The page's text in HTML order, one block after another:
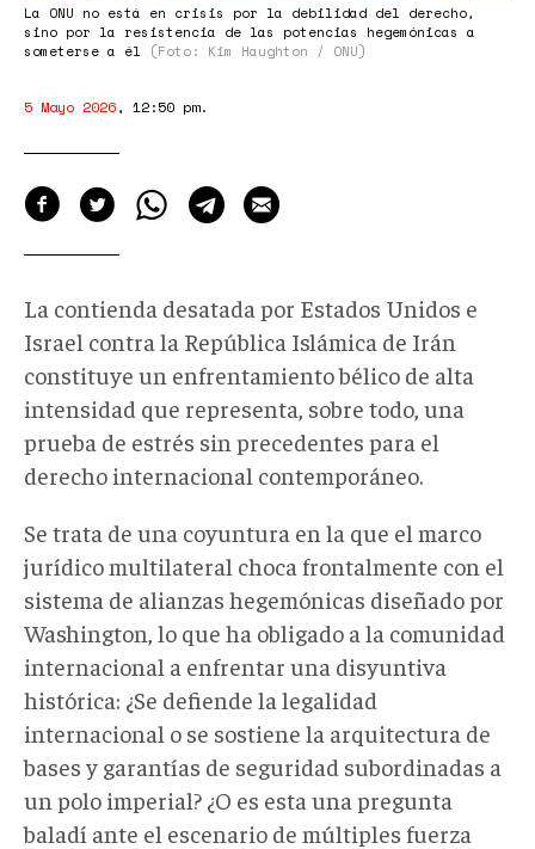
La ONU no está en crisis por la debilidad del derecho,
sino por la resistencia de las potencias hegemónicas a
someterse a él
(Foto: Kim Haughton / ONU)
5 Mayo 2026, 12:50 pm.
La contienda desatada por Estados Unidos e
Israel contra la República Islámica de Irán
constituye un enfrentamiento bélico de alta
intensidad que representa, sobre todo, una
prueba de estrés sin precedentes para el
derecho internacional contemporáneo.
Se trata de una coyuntura en la que el marco
jurídico multilateral choca frontalmente con el
sistema de alianzas hegemónicas diseñado por
Washington, lo que ha obligado a la comunidad
internacional a enfrentar una disyuntiva
histórica: ¿Se defiende la legalidad
internacional o se sostiene la arquitectura de
bases y garantías de seguridad subordinadas a
un polo imperial? ¿O es esta una pregunta
baladí ante el escenario de múltiples fuerza